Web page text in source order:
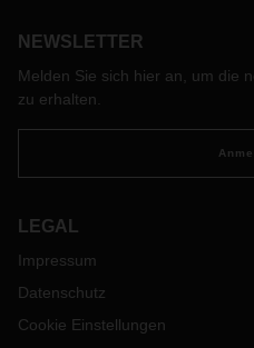
NEWSLETTER
Melden Sie sich hier an, um die
zu erhalten.
LEGAL
Impressum
Datenschutz
Cookie Einstellungen